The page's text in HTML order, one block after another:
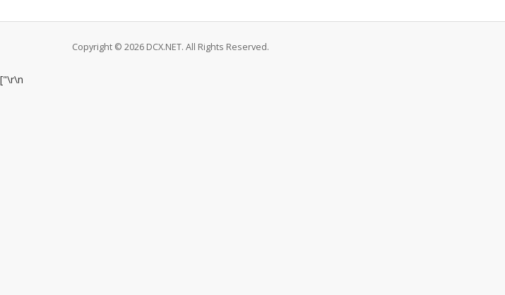
Copyright © 2026 DCX.NET. All Rights Reserved.
["\r\n